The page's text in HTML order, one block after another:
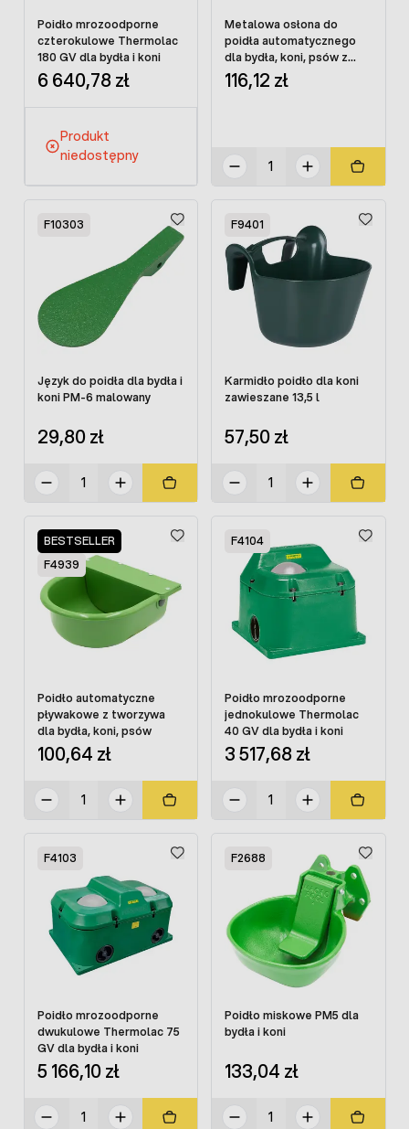
Poidło mrozoodporne
czterokulowe Thermolac
180 GV dla bydła i koni
6 640,78 zł
Produkt
niedostępny
Metalowa osłona do
poidła automatycznego
dla bydła, koni, psów z
tworzywa sztucznego
116,12 zł
F10303
Język do poidła dla bydła i
koni PM-6 malowany
29,80 zł
F9401
Karmidło poidło dla koni
zawieszane 13,5 l
57,50 zł
BESTSELLER
F4939
Poidło automatyczne
pływakowe z tworzywa
dla bydła, koni, psów
100,64 zł
F4104
Poidło mrozoodporne
jednokulowe Thermolac
40 GV dla bydła i koni
3 517,68 zł
F4103
Poidło mrozoodporne
dwukulowe Thermolac 75
GV dla bydła i koni
5 166,10 zł
F2688
Poidło miskowe PM5 dla
bydła i koni
133,04 zł